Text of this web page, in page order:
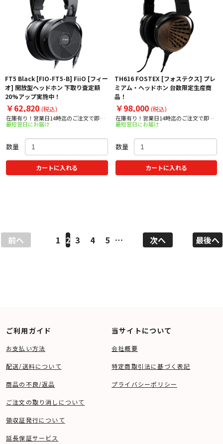
FT5 Black [FIO-FT5-B] FiiO [フィー
オ] 開放型ヘッドホン 下取り査定額
20%アップ実施中！
￥62,820 (税込)
在庫有り！営業日14時迄のご注文で即日
出荷！
最短翌日にお届け
数量
カートに入れる
TH616 FOSTEX [フォステクス] プレ
ミアム・ヘッドホン 台数限定生産商
品！
￥98,000 (税込)
在庫有り！営業日14時迄のご注文で即日
出荷！
最短翌日にお届け
数量
カートに入れる
前へ 1 2 3 4 5 … 次へ 最後へ
ご利用ガイド
お支払い方法
配送/送料について
商品の不良/返品
ご注文の取り消しについて
領収証発行について
延長保証サービス
当サイトについて
会社概要
特定商取引法に基づく表記
プライバシーポリシー